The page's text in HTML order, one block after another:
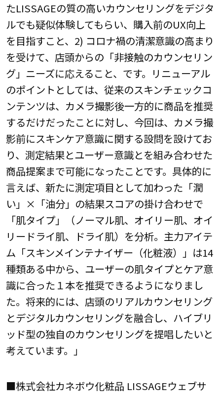
たLISSAGEの質の高いカウンセリングをデジタ
ルでも疑似体験してもらい、購入前のUX向上
を目指すこと、2) コロナ禍の清潔意識の高まり
を受けて、店頭からの「非接触のカウンセリン
グ」ニーズに応えること、です。リニューアル
のポイントとしては、従来のスキンチェックコ
ンテンツは、カメラ撮影後一方的に商品を推奨
するだけだったことに対し、今回は、カメラ撮
影前にスキンケア意識に関する設問を設けてお
り、測定結果とユーザー意識とを組み合わせた
商品提案まで可能になったことです。具体的に
言えば、新たに測定項目として加わった「潤
い」×「油分」の結果スコアの掛け合わせで
「肌タイプ」（ノーマル肌、オイリー肌、オイ
リードライ肌、ドライ肌）を分析。主力アイテ
ム「スキンメインテナイザー（化粧液）」は14
種類ある中から、ユーザーの肌タイプとケア意
識に合った１本を推奨できるようになりまし
た。将来的には、店頭のリアルカウンセリング
とデジタルカウンセリングを融合し、ハイブリ
ッド型の独自のカウンセリングを提唱したいと
考えています。」
■株式会社カネボウ化粧品 LISSAGEウェブサ